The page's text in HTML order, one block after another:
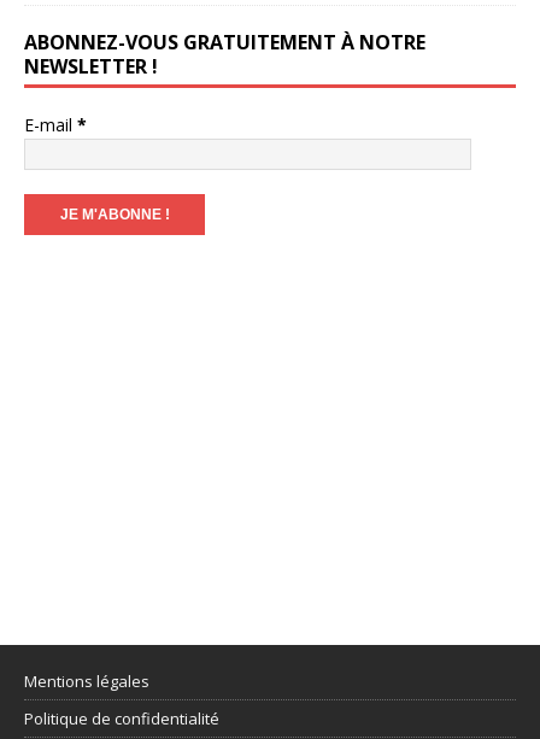
ABONNEZ-VOUS GRATUITEMENT À NOTRE
NEWSLETTER !
E-mail *
Mentions légales
Politique de confidentialité